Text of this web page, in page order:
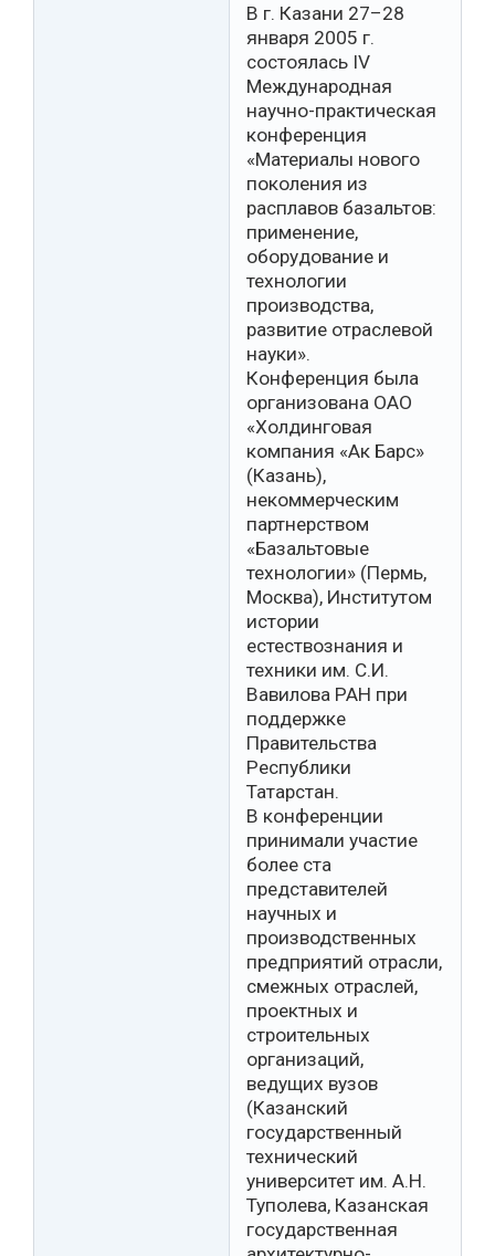
В г. Казани 27–28
января 2005 г.
состоялась IV
Международная
научно-практическая
конференция
«Материалы нового
поколения из
расплавов базальтов:
применение,
оборудование и
технологии
производства,
развитие отраслевой
науки».
Конференция была
организована ОАО
«Холдинговая
компания «Ак Барс»
(Казань),
некоммерческим
партнерством
«Базальтовые
технологии» (Пермь,
Москва), Институтом
истории
естествознания и
техники им. С.И.
Вавилова РАН при
поддержке
Правительства
Республики
Татарстан.
В конференции
принимали участие
более ста
представителей
научных и
производственных
предприятий отрасли,
смежных отраслей,
проектных и
строительных
организаций,
ведущих вузов
(Казанский
государственный
технический
университет им. А.Н.
Туполева, Казанская
государственная